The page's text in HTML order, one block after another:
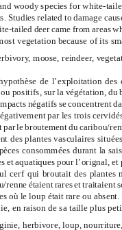
woody species for white-
Studies related to damage
tailed deer came from areas
vegetation because of its
moose, reindeer,
de l’exploitation
positifs, sur la végétation,
négatifs se concentrent
par les trois
le broutement du caribou/
des plantes vasculaires
consommées durant la
et aquatiques pour l’orignal,
cerf qui broutait des plantes
renne étaient rares et
où le loup était rare ou
en raison de sa taille plus
herbivore, loup,